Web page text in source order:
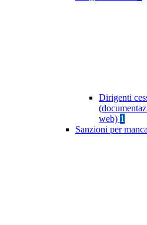
Dirigenti
web) 1
Sanzioni per